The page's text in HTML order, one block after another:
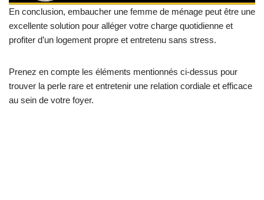
En conclusion, embaucher une femme de ménage peut être une
excellente solution pour alléger votre charge quotidienne et
profiter d’un logement propre et entretenu sans stress.
Prenez en compte les éléments mentionnés ci-dessus pour
trouver la perle rare et entretenir une relation cordiale et efficace
au sein de votre foyer.